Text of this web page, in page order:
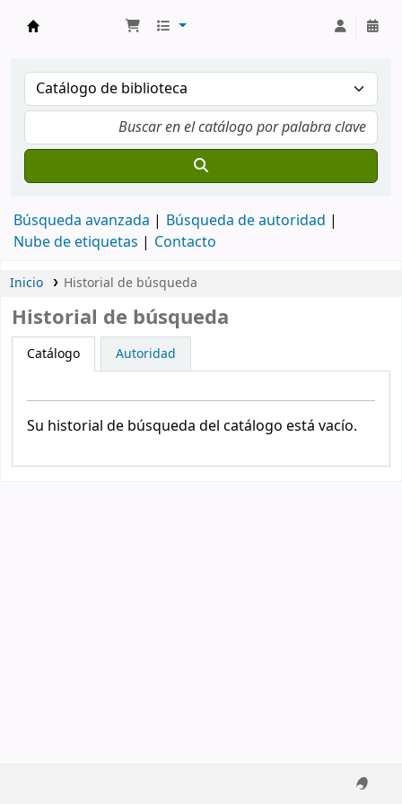
Búsqueda avanzada
Búsqueda de autoridad
Nube de etiquetas
Contacto
Inicio Historial de búsqueda
Historial de búsqueda
Catálogo Autoridad
Su historial de búsqueda del catálogo está vacío.